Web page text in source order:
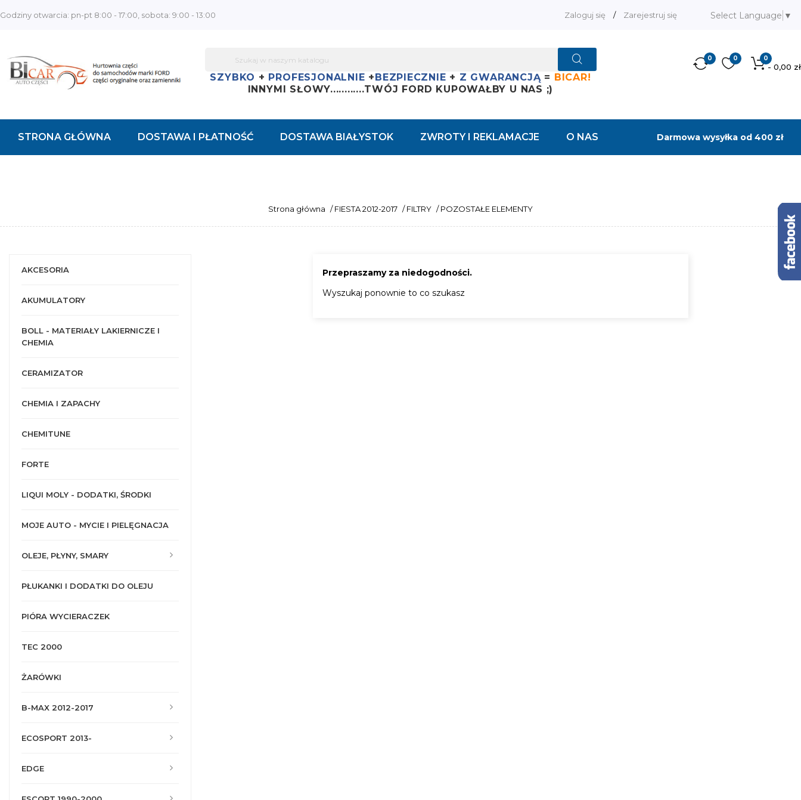
Godziny otwarcia: pn-pt 8:00 - 17:00, sobota: 9:00 - 13:00 Zaloguj się / Zarejestruj się Select Language ▼
SZYBKO + PROFESJONALNIE +BEZPIECZNIE + Z GWARANCJĄ= BICAR!
INNYMI SŁOWY............TWÓJ FORD KUPOWAŁBY U NAS ;)
0
- 0,00 zł
0
0
STRONA GŁÓWNA DOSTAWA I PŁATNOŚĆ DOSTAWA BIAŁYSTOK ZWROTY I REKLAMACJE O NAS Darmowa wysyłka od 400 zł
Strona główna / FIESTA 2012-2017 / FILTRY / POZOSTAŁE ELEMENTY
AKCESORIA
AKUMULATORY
BOLL - MATERIAŁY LAKIERNICZE I
CHEMIA
CERAMIZATOR
CHEMIA I ZAPACHY
CHEMITUNE
FORTE
LIQUI MOLY - DODATKI, ŚRODKI
MOJE AUTO - MYCIE I PIELĘGNACJA
OLEJE, PŁYNY, SMARY
PŁUKANKI I DODATKI DO OLEJU
PIÓRA WYCIERACZEK
TEC 2000
ŻARÓWKI
B-MAX 2012-2017
ECOSPORT 2013-
EDGE
Przepraszamy za niedogodności.
Wyszukaj ponownie to co szukasz